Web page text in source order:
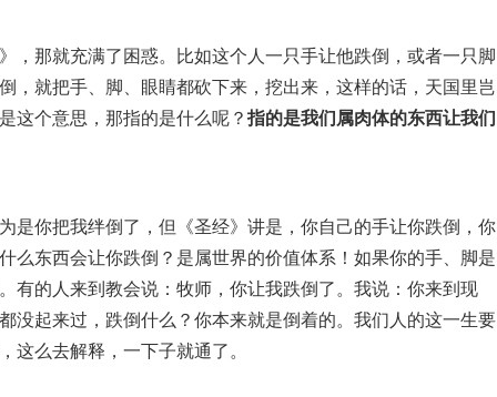
，那就充满了困惑。比如这个人一只手让他跌倒，或者一只脚
，就把手、脚、眼睛都砍下来，挖出来，这样的话，天国里岂
这个意思，那指的是什么呢？ 指的是我们属肉体的东西让我们
是你把我绊倒了，但《圣经》讲是，你自己的手让你跌倒，你
么东西会让你跌倒？是属世界的价值体系！如果你的手、脚是
有的人来到教会说：牧师，你让我跌倒了。我说：你来到现
没起来过，跌倒什么？你本来就是倒着的。我们人的这一生要
这么去解释，一下子就通了。